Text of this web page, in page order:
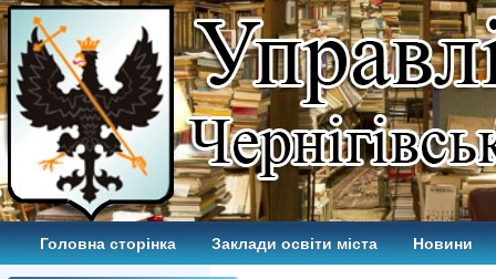
Головна сторінка Заклади освіти міста Новини